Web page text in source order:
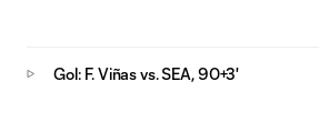
Gol: F. Viñas vs. SEA, 90+3'